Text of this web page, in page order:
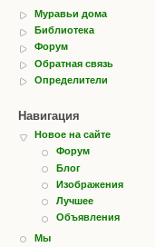
Муравьи дома
Библиотека
Форум
Обратная связь
Определители
Навигация
Новое на сайте
Форум
Блог
Изображения
Лучшее
Объявления
Мы